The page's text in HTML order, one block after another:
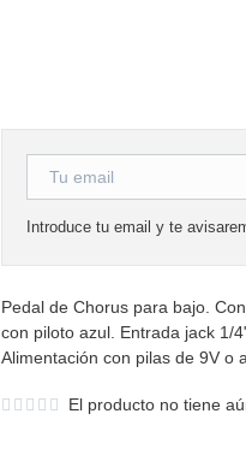
Introduce tu email y te
Pedal de Chorus para bajo.
con piloto azul. Entrada jack 1/
Alimentación con pilas de 9V o
El producto no tiene